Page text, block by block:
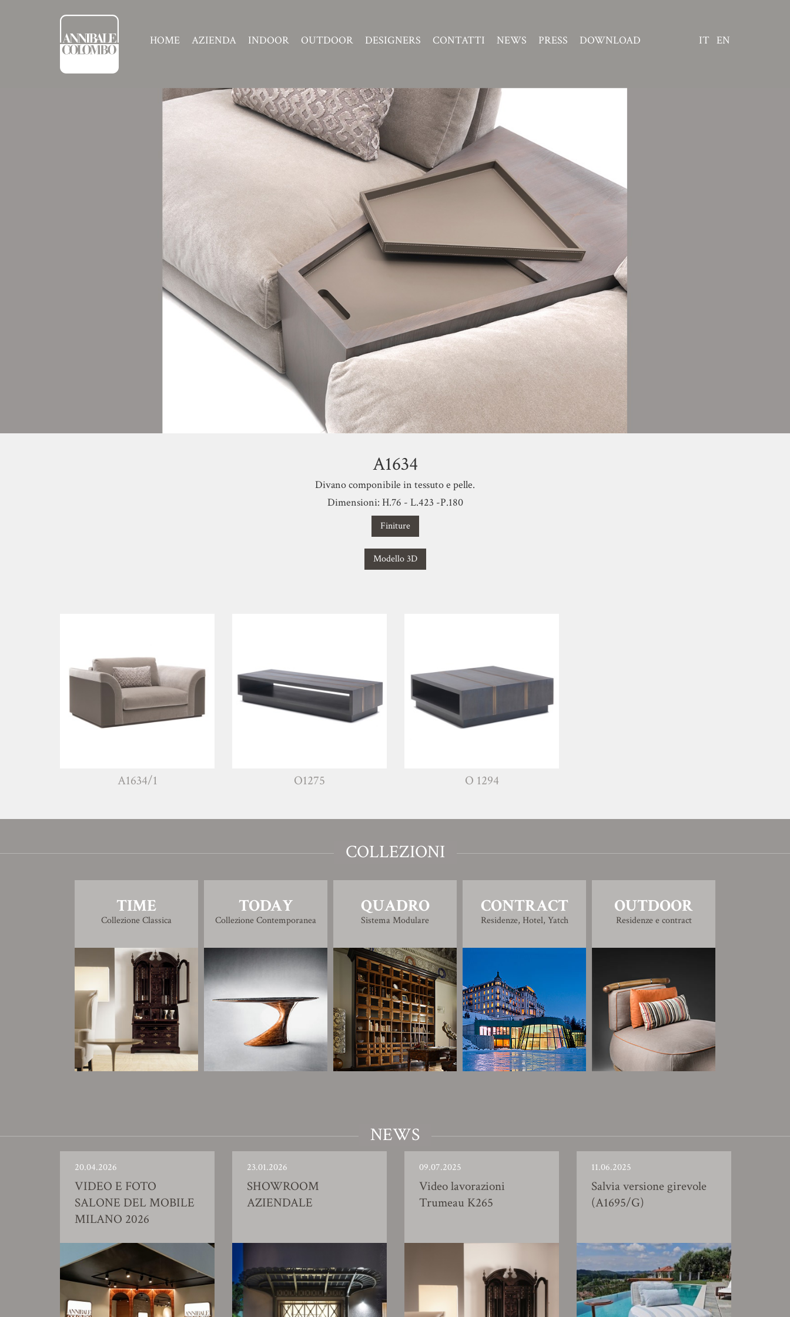
HOME AZIENDA INDOOR OUTDOOR DESIGNERS CONTATTI NEWS PRESS DOWNLOAD IT EN
A1634
Divano componibile in tessuto e pelle.
Dimensioni: H.76 - L.423 -P.180
Finiture
Modello 3D
A1634/1 O1275 O 1294
COLLEZIONI
TIME
Collezione Classica
TODAY
Collezione Contemporanea
QUADRO
Sistema Modulare
CONTRACT
Residenze, Hotel, Yatch
OUTDOOR
Residenze e contract
NEWS
20.04.2026
VIDEO E FOTO
SALONE DEL MOBILE
MILANO 2026
23.01.2026
SHOWROOM
AZIENDALE
09.07.2025
Video lavorazioni
Trumeau K265
11.06.2025
Salvia versione girevole
(A1695/G)